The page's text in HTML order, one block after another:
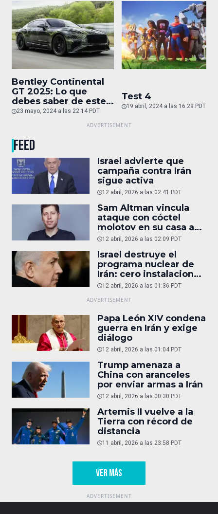
Bentley Continental
GT 2025: Lo que
debes saber de este
auto de superlujo
23 mayo, 2024 a las 22:14 PDT
Test 4
19 abril, 2024 a las 16:29 PDT
FEED
Israel advierte que
campaña contra Irán
sigue activa
12 abril, 2026 a las 02:41 PDT
Sam Altman vincula
ataque con cóctel
molotov en su casa a
reportaje
12 abril, 2026 a las 02:09 PDT
Israel destruye el
programa nuclear de
Irán: cero instalaciones
operativas
12 abril, 2026 a las 01:36 PDT
Papa León XIV condena
guerra en Irán y exige
diálogo
12 abril, 2026 a las 01:04 PDT
Trump amenaza a
China con aranceles
por enviar armas a Irán
12 abril, 2026 a las 00:30 PDT
Artemis II vuelve a la
Tierra con récord de
distancia
11 abril, 2026 a las 23:58 PDT
VER MÁS